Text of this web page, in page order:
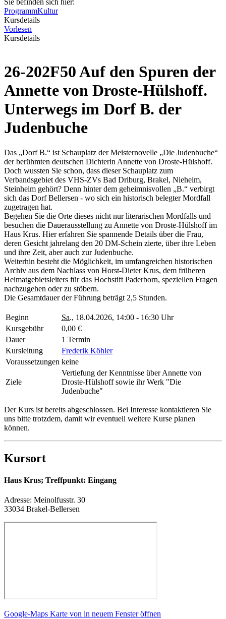
Sie befinden sich hier:
ProgrammKultur
Kursdetails
Vorlesen
Kursdetails
26-202F50 Auf den Spuren der
Annette von Droste-Hülshoff.
Unterwegs im Dorf B. der
Judenbuche
Das „Dorf B.“ ist Schauplatz der Meisternovelle „Die Judenbuche“
der berühmten deutschen Dichterin Annette von Droste-Hülshoff.
Doch wussten Sie schon, dass dieser Schauplatz zum
Verbandsgebiet des VHS-ZVs Bad Driburg, Brakel, Nieheim,
Steinheim gehört? Denn hinter dem geheimnisvollen „B.“ verbirgt
sich das Dorf Bellersen - wo sich ein historisch belegter Mordfall
zugetragen hat.
Begehen Sie die Orte dieses nicht nur literarischen Mordfalls und
besuchen die Dauerausstellung zu Annette von Droste-Hülshoff im
Haus Krus. Hier erfahren Sie spannende Details über die Frau,
deren Gesicht jahrelang den 20 DM-Schein zierte, über ihre Leben
und ihre Zeit, aber auch zur Judenbuche.
Weiterhin besteht die Möglichkeit, im umfangreichen historischen
Archiv aus dem Nachlass von Horst-Dieter Krus, dem früheren
Heimatgebietsleiters für das Hochstift Paderborn, speziellen Fragen
nachzugehen oder zu stöbern.
Die Gesamtdauer der Führung beträgt 2,5 Stunden.
Beginn Sa., 18.04.2026, 14:00 - 16:30 Uhr
Kursgebühr
0,00 €
Dauer
1 Termin
Kursleitung
Frederik Köhler
Voraussetzungen keine
Ziele
Vertiefung der Kenntnisse über Annette von
Droste-Hülshoff sowie ihr Werk "Die
Judenbuche"
Der Kurs ist bereits abgeschlossen. Bei Interesse kontaktieren Sie
uns bitte trotzdem, damit wir eventuell weitere Kurse planen
können.
Kursort
Haus Krus; Treffpunkt: Eingang
Adresse: Meinolfusstr. 30
33034 Brakel-Bellersen
Google-Maps Karte von in neuem Fenster öffnen